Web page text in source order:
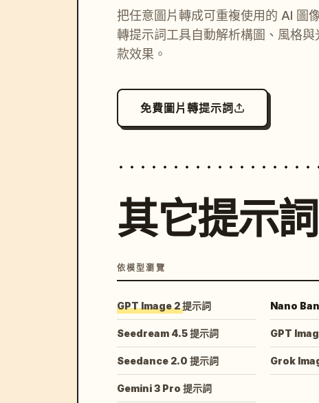
把任意圖片轉成可重複使用的 AI 圖
轉提示詞工具自動解析構圖、風格與
款效果。
免費圖片轉提示詞
其它提示
依模型瀏覽
GPT Image 2 提示詞 Nano
Seedream 4.5 提示詞 GPT
Seedance 2.0 提示詞 Grok
Gemini 3 Pro 提示詞